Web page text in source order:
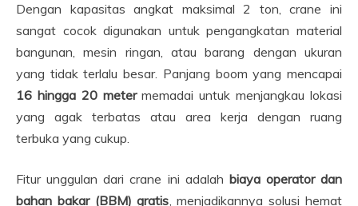
Dengan kapasitas angkat maksimal 2 ton, crane ini
sangat cocok digunakan untuk pengangkatan material
bangunan, mesin ringan, atau barang dengan ukuran
yang tidak terlalu besar. Panjang boom yang mencapai
16 hingga 20 metermemadai untuk menjangkau lokasi
yang agak terbatas atau area kerja dengan ruang
terbuka yang cukup.
Fitur unggulan dari crane ini adalah biaya operator dan
bahan bakar (BBM) gratis, menjadikannya solusi hemat